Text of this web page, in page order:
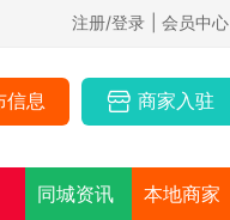
注册/登录 | 会员中心
信息 商家入驻
同城资讯 本地商家